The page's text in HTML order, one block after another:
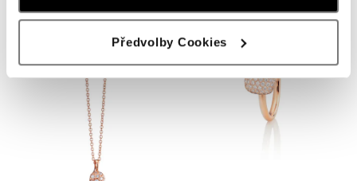
Předvolby Cookies
od 143 100 Kč od 167 400 Kč